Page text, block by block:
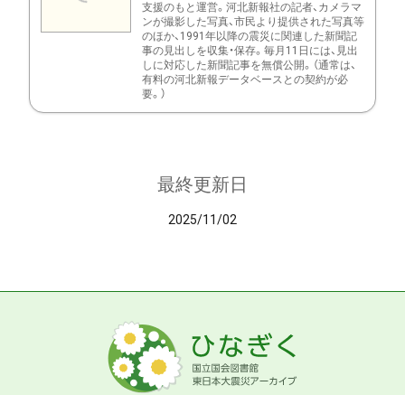
支援のもと運営。河北新報社の記者、カメラマ
ンが撮影した写真、市民より提供された写真等
のほか、1991年以降の震災に関連した新聞記
事の見出しを収集・保存。毎月11日には、見出
しに対応した新聞記事を無償公開。（通常は、
有料の河北新報データベースとの契約が必
要。）
最終更新日
2025/11/02